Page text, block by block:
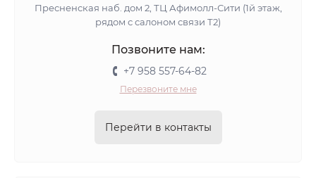
Пресненская наб. дом 2, ТЦ Афимолл-Сити (1й этаж,
рядом с салоном связи Т2)
Позвоните нам:
+7 958 557-64-82
Перезвоните мне
Перейти в контакты